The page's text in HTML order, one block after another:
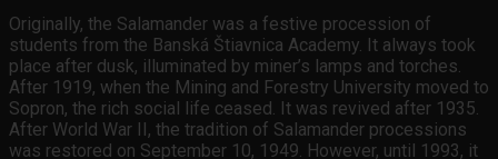
Originally, the Salamander was a festive procession of
students from the Banská Štiavnica Academy. It always took
place after dusk, illuminated by miner’s lamps and torches.
After 1919, when the Mining and Forestry University moved to
Sopron, the rich social life ceased. It was revived after 1935.
After World War II, the tradition of Salamander processions
was restored on September 10, 1949. However, until 1993, it